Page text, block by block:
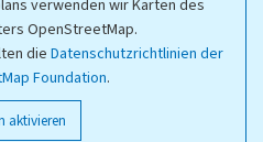
verwenden wir Karten des
OpenStreetMap.
die Datenschutzrichtlinien der
Foundation.
aktivieren